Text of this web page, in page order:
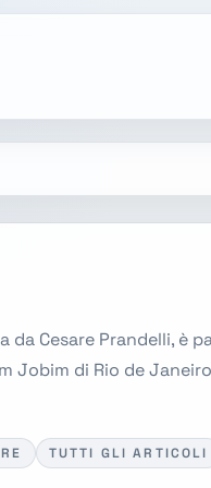
Cesare Prandelli, è
Jobim di Rio de
TUTTI GLI ARTICOLI